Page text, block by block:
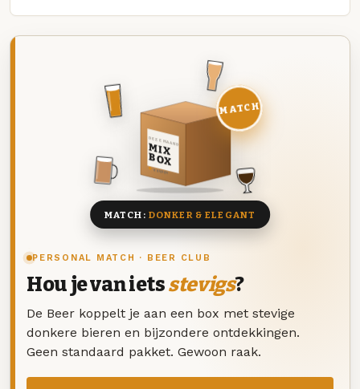
PERSONAL MATCH · BEER CLUB
Hou je van ietsstevigs?
De Beer koppelt je aan een box met stevige
donkere bieren en bijzondere ontdekkingen.
Geen standaard pakket. Gewoon raak.
DEZE MAAND
MIX
BOX
8 BIEREN
MATCH
MATCH: DONKER & ELEGANT